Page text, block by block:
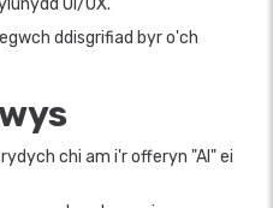
UI/UX.
ddisgrifiad byr o'ch
chi am i'r offeryn "AI" ei